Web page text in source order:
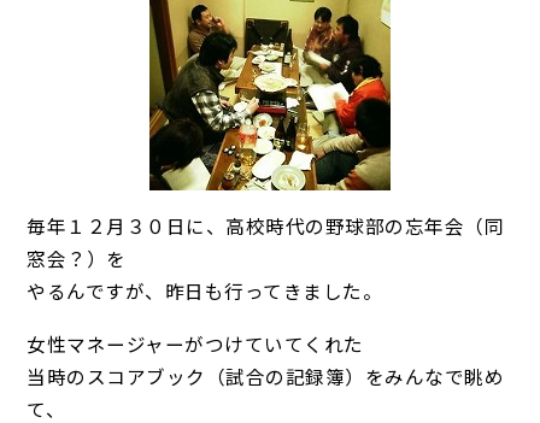
毎年１２月３０日に、高校時代の野球部の忘年会（同
窓会？）を
やるんですが、昨日も行ってきました。
女性マネージャーがつけていてくれた
当時のスコアブック（試合の記録簿）をみんなで眺め
て、